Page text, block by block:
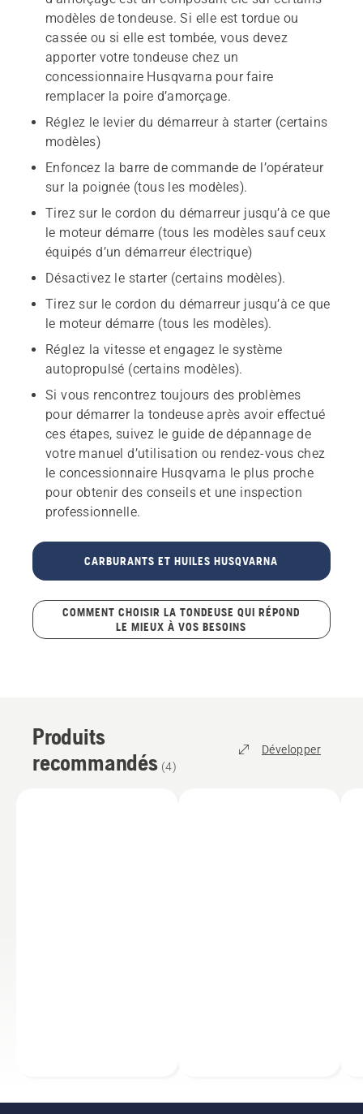
modèles de tondeuse. Si elle est tordue ou
cassée ou si elle est tombée, vous devez
apporter votre tondeuse chez un
concessionnaire Husqvarna pour faire
remplacer la poire d’amorçage.
Réglez le levier du démarreur à starter (certains
modèles)
Enfoncez la barre de commande de l’opérateur
sur la poignée (tous les modèles).
Tirez sur le cordon du démarreur jusqu’à ce que
le moteur démarre (tous les modèles sauf ceux
équipés d’un démarreur électrique)
Désactivez le starter (certains modèles).
Tirez sur le cordon du démarreur jusqu’à ce que
le moteur démarre (tous les modèles).
Réglez la vitesse et engagez le système
autopropulsé (certains modèles).
Si vous rencontrez toujours des problèmes
pour démarrer la tondeuse après avoir effectué
ces étapes, suivez le guide de dépannage de
votre manuel d’utilisation ou rendez-vous chez
le concessionnaire Husqvarna le plus proche
pour obtenir des conseils et une inspection
professionnelle.
CARBURANTS ET HUILES HUSQVARNA
COMMENT CHOISIR LA TONDEUSE QUI RÉPOND
LE MIEUX À VOS BESOINS
Produits
recommandés (4)
Développer